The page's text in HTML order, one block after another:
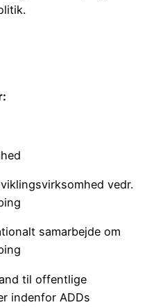
vedr.
samarbejde om
til offentlige
indenfor ADDs